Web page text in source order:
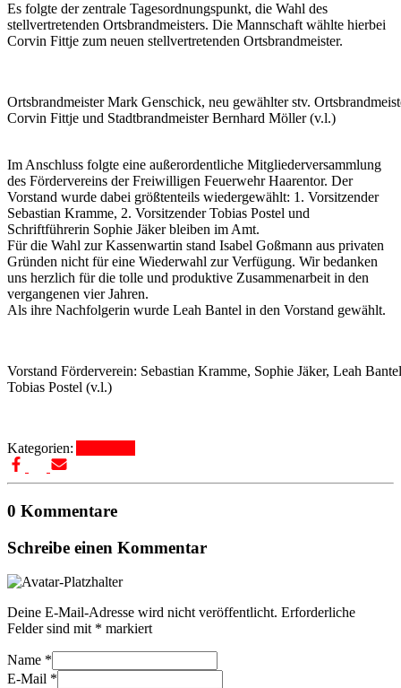
Es folgte der zentrale Tagesordnungspunkt, die Wahl des
stellvertretenden Ortsbrandmeisters. Die Mannschaft wählte hierbei
Corvin Fittje zum neuen stellvertretenden Ortsbrandmeister.
Ortsbrandmeister Mark Genschick, neu gewählter stv.
Corvin Fittje und Stadtbrandmeister Bernhard Möller (v.l.)
Im Anschluss folgte eine außerordentliche Mitgliederversammlung
des Fördervereins der Freiwilligen Feuerwehr Haarentor. Der
Vorstand wurde dabei größtenteils wiedergewählt: 1. Vorsitzender
Sebastian Kramme, 2. Vorsitzender Tobias Postel und
Schriftführerin Sophie Jäker bleiben im Amt.
Für die Wahl zur Kassenwartin stand Isabel Goßmann aus privaten
Gründen nicht für eine Wiederwahl zur Verfügung. Wir bedanken
uns herzlich für die tolle und produktive Zusammenarbeit in den
vergangenen vier Jahren.
Als ihre Nachfolgerin wurde Leah Bantel in den Vorstand gewählt.
Vorstand Förderverein: Sebastian Kramme, Sophie Jäker, Leah
Tobias Postel (v.l.)
Kategorien:
0 Kommentare
Schreibe einen Kommentar
Deine E-Mail-Adresse wird nicht veröffentlicht. Erforderliche
Felder sind mit * markiert
Name *
E-Mail *